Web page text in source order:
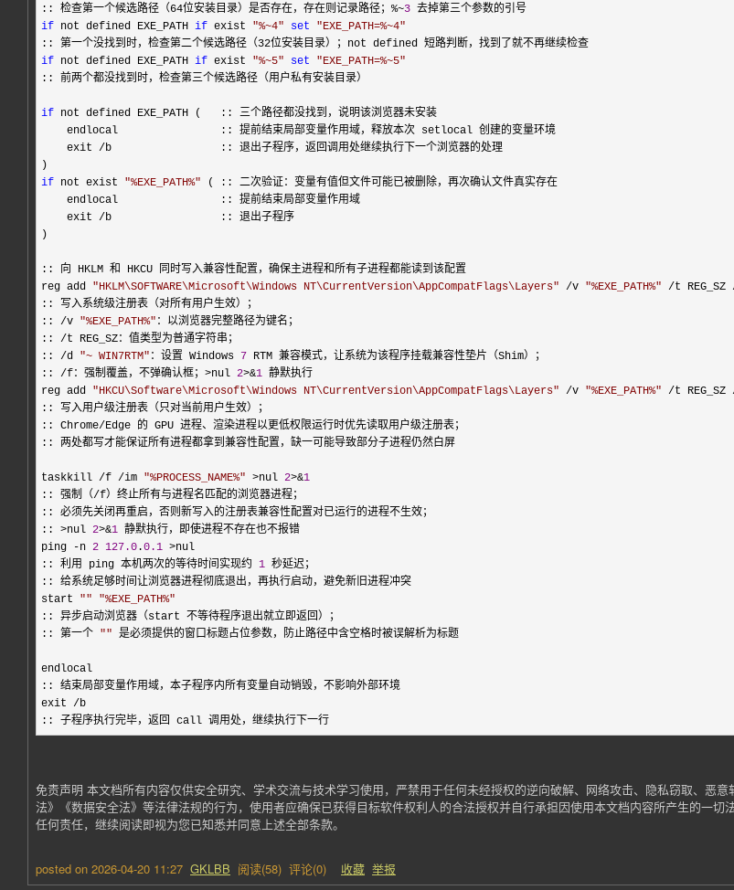
:: 检查第一个候选路径（64位安装目录）是否存在，存在则记录路径； %~3
if not defined EXE_PATH if exist "%~4" set "EXE_PATH=%~4"
if not defined EXE_PATH if exist "%~5" set "EXE_PATH=%~5"
:: 前两个都没找到时，检查第三个候选路径（用户私有安装目录）
if not defined EXE_PATH (   :: 三个路径都没找到，说明该浏览器未安装
    endlocal                :: 提前结束局部变量作用域，释放本次 setlocal 创建的变量环境
    exit
/b                 :: 退出子程序，返回调用处继续执行下一个浏览器的处理
if not exist "%EXE_PATH%" ( :: 二次验证：变量有值但文件可能已被删除，再次确认文件真实存在
    endlocal                :: 提前结束局部变量作用域
    exit
/b                 :: 退出子程序
)
:: 向 HKLM 和 HKCU 同时写入兼容性配置，确保主进程和所有子进程都能读到该配置
reg add "HKLM\SOFTWARE\Microsoft\Windows NT\CurrentVersion\AppCompatFlags\Layers" /v "%EXE_PATH%" /t REG_SZ
:: 写入系统级注册表（对所有用户生效）；
:: /v "%EXE_PATH%" ：以浏览器完整路径为键名；
:: /t REG_SZ：值类型为普通字符串；
:: /d "~ WIN7RTM" ：设置 Windows 7 RTM 兼容模式，让系统为该程序挂载兼容性垫片（Shim）；
:: /f：强制覆盖，不弹确认框；>nul 2>&1 静默执行
reg add "HKCU\Software\Microsoft\Windows NT\CurrentVersion\AppCompatFlags\Layers" /v "%EXE_PATH%" /t REG_SZ
:: 写入用户级注册表（只对当前用户生效）；
:: Chrome/Edge 的 GPU 进程、渲染进程以更低权限运行时优先读取用户级注册表；
:: 两处都写才能保证所有进程都拿到兼容性配置，缺一可能导致部分子进程仍然白屏
taskkill /f /im "%PROCESS_NAME%" >nul 2>&1
:: 强制（/f）终止所有与进程名匹配的浏览器进程；
:: 必须先关闭再重启，否则新写入的注册表兼容性配置对已运行的进程不生效；
:: >nul 2>&1 静默执行，即使进程不存在也不报错
ping
-n 2 127.0 .0.1 >nul
:: 利用 ping 本机两次的等待时间实现约 1 秒延迟；
:: 给系统足够时间让浏览器进程彻底退出，再执行启动，避免新旧进程冲突
start "" "%EXE_PATH%"
:: 异步启动浏览器（start 不等待程序退出就立即返回）；
:: 第一个 "" 是必须提供的窗口标题占位参数，防止路径中含空格时被误解析为标题
endlocal
:: 结束局部变量作用域，本子程序内所有变量自动销毁，不影响外部环境
exit /b
:: 子程序执行完毕，返回 call 调用处，继续执行下一行
免责声明 本文档所有内容仅供安全研究、学术交流与技术学习使用，严禁用于任何未经授权的逆向破解、网络攻击、隐私窃取、恶
法》《数据安全法》等法律法规的行为，使用者应确保已获得目标软件权利人的合法授权并自行承担因使用本文档内容所产生的一切
任何责任，继续阅读即视为您已知悉并同意上述全部条款。
posted on 2026-04-20 11:27 GKLBB 阅读(58) 评论(0) 收藏 举报